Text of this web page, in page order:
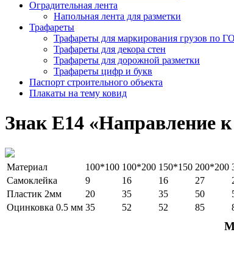
Оградительная лента
Напольная лента для разметки
Трафареты
Трафареты для маркирования грузов по
Трафареты для декора стен
Трафареты для дорожной разметки
Трафареты цифр и букв
Паспорт строительного объекта
Плакаты на тему ковид
Знак E14 «Направление
Материал 100*100 100*200 150*150 200*200
Самоклейка
9 16 16 27
Пластик 2мм
20 35 35 50
Оцинковка 0.5 мм 35 52 52 85